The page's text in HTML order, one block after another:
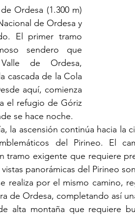
Ordesa (1.300 m)
de Ordesa y
El primer tramo
sendero que
de Ordesa,
cascada de la Cola
aquí, comienza
el refugio de Góriz
se hace noche.
la ascensión continúa hacia la
del Pirineo. El
tramo exigente que requiere
panorámicas del Pirineo
realiza por el mismo camino,
de Ordesa, completando así
alta montaña que requiere